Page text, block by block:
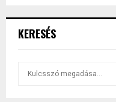
KERESÉS